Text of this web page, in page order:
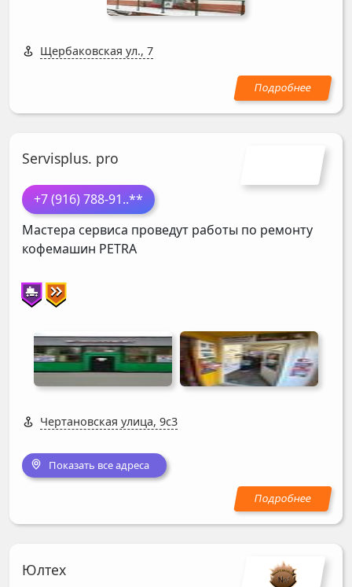
Щербаковская ул., 7
Servisplus. pro
+7 (916) 788-91..**
Мастера сервиса проведут работы по ремонту
кофемашин PETRA
Чертановская улица, 9с3
Показать все адреса
Юлтех